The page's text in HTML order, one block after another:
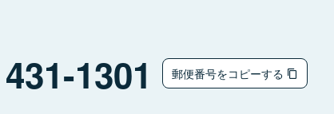
431-1301 郵便番号をコピーする